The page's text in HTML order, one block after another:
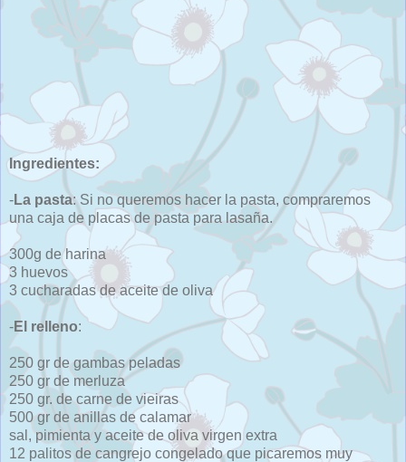
Ingredientes:
-La pasta: Si no queremos hacer la pasta, compraremos
una caja de placas de pasta para lasaña.
300g de harina
3 huevos
3 cucharadas de aceite de oliva
-El relleno:
250 gr de gambas peladas
250 gr de merluza
250 gr. de carne de vieiras
500 gr de anillas de calamar
sal, pimienta y aceite de oliva virgen extra
12 palitos de cangrejo congelado que picaremos muy